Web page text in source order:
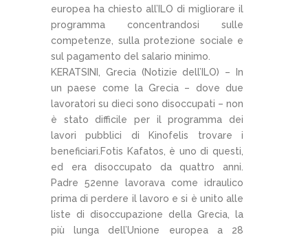
europea ha chiesto all’ILO di migliorare il
programma concentrandosi sulle
competenze, sulla protezione sociale e
sul pagamento del salario minimo.
KERATSINI, Grecia (Notizie dell’ILO) – In
un paese come la Grecia – dove due
lavoratori su dieci sono disoccupati – non
è stato difficile per il programma dei
lavori pubblici di Kinofelis trovare i
beneficiari.Fotis Kafatos, è uno di questi,
ed era disoccupato da quattro anni.
Padre 52enne lavorava come idraulico
prima di perdere il lavoro e si è unito alle
liste di disoccupazione della Grecia, la
più lunga dell’Unione europea a 28